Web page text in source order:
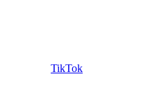
TikTok